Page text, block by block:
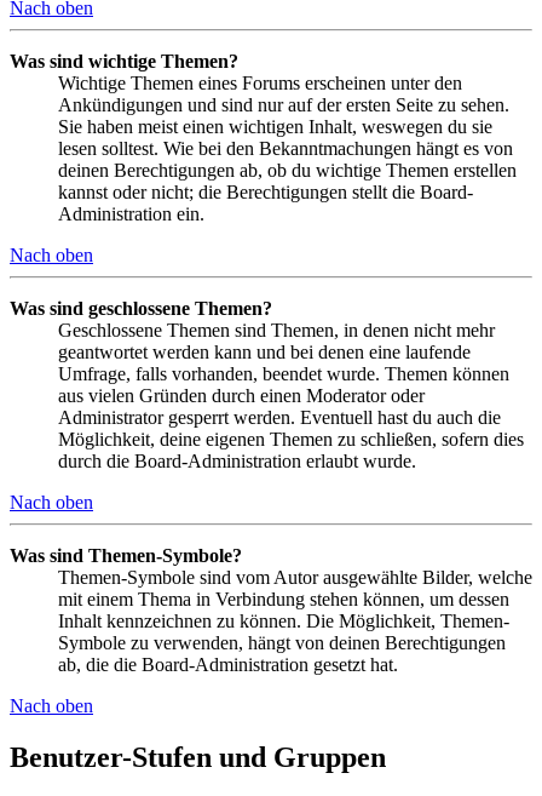
Nach oben
Was sind wichtige Themen?
Wichtige Themen eines Forums erscheinen unter den
Ankündigungen und sind nur auf der ersten Seite zu sehen.
Sie haben meist einen wichtigen Inhalt, weswegen du sie
lesen solltest. Wie bei den Bekanntmachungen hängt es von
deinen Berechtigungen ab, ob du wichtige Themen erstellen
kannst oder nicht; die Berechtigungen stellt die Board-
Administration ein.
Nach oben
Was sind geschlossene Themen?
Geschlossene Themen sind Themen, in denen nicht mehr
geantwortet werden kann und bei denen eine laufende
Umfrage, falls vorhanden, beendet wurde. Themen können
aus vielen Gründen durch einen Moderator oder
Administrator gesperrt werden. Eventuell hast du auch die
Möglichkeit, deine eigenen Themen zu schließen, sofern dies
durch die Board-Administration erlaubt wurde.
Nach oben
Was sind Themen-Symbole?
Themen-Symbole sind vom Autor ausgewählte Bilder, welche
mit einem Thema in Verbindung stehen können, um dessen
Inhalt kennzeichnen zu können. Die Möglichkeit, Themen-
Symbole zu verwenden, hängt von deinen Berechtigungen
ab, die die Board-Administration gesetzt hat.
Nach oben
Benutzer-Stufen und Gruppen